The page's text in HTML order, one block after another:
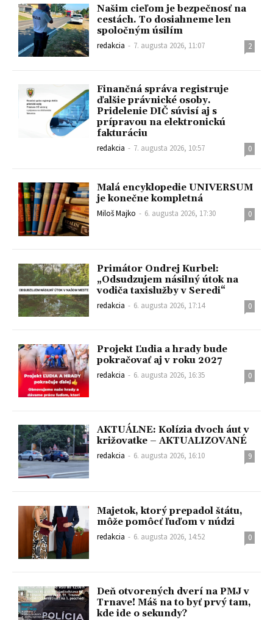
Našim cieľom je bezpečnosť na
cestách. To dosiahneme len
spoločným úsilím
redakcia - 7. augusta 2026, 11:07 2
Finančná správa registruje
ďalšie právnické osoby.
Pridelenie DIČ súvisí aj s
prípravou na elektronickú
fakturáciu
redakcia - 7. augusta 2026, 10:57 0
Malá encyklopedie UNIVERSUM
je konečne kompletná
Miloš Majko - 6. augusta 2026, 17:30 0
Primátor Ondrej Kurbel:
„Odsudzujem násilný útok na
vodiča taxislužby v Seredi“
redakcia - 6. augusta 2026, 17:14 0
Projekt Ľudia a hrady bude
pokračovať aj v roku 2027
redakcia - 6. augusta 2026, 16:35 0
AKTUÁLNE: Kolízia dvoch áut v
križovatke – AKTUALIZOVANÉ
redakcia - 6. augusta 2026, 16:10 9
Majetok, ktorý prepadol štátu,
môže pomôcť ľuďom v núdzi
redakcia - 6. augusta 2026, 14:52 0
Deň otvorených dverí na PMJ v
Trnave! Máš na to byť prvý tam,
kde ide o sekundy?